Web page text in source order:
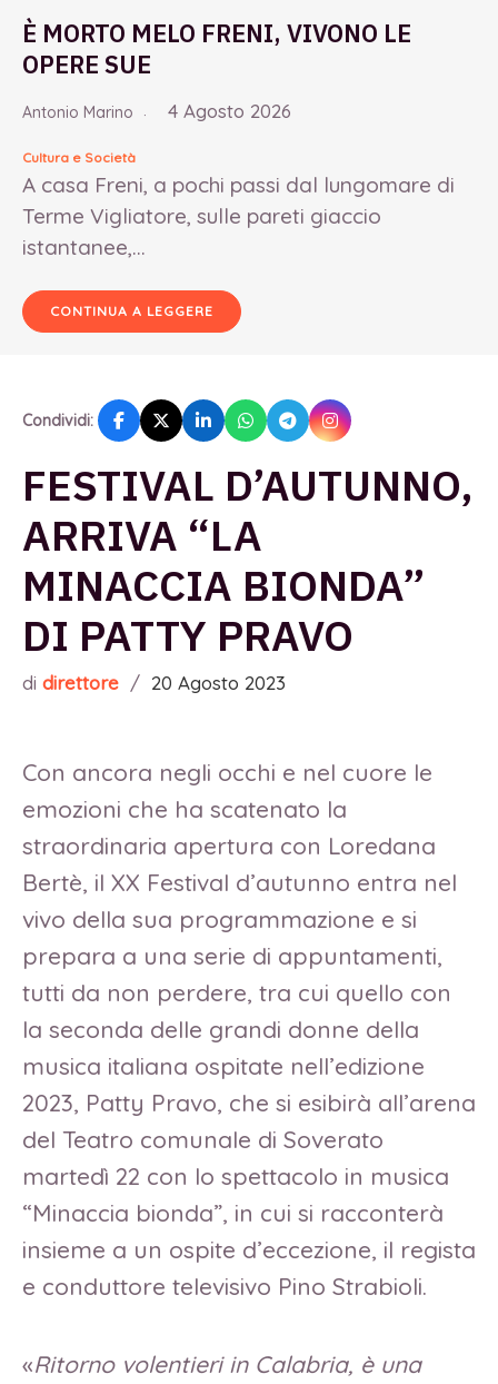
È MORTO MELO FRENI, VIVONO LE
OPERE SUE
Antonio Marino 4 Agosto 2026
Cultura e Società
A casa Freni, a pochi passi dal lungomare di
Terme Vigliatore, sulle pareti giaccio
istantanee,...
CONTINUA A LEGGERE
Condividi:
FESTIVAL D’AUTUNNO,
ARRIVA “LA
MINACCIA BIONDA”
DI PATTY PRAVO
di direttore / 20 Agosto 2023
Con ancora negli occhi e nel cuore le
emozioni che ha scatenato la
straordinaria apertura con Loredana
Bertè, il XX Festival d’autunno entra nel
vivo della sua programmazione e si
prepara a una serie di appuntamenti,
tutti da non perdere, tra cui quello con
la seconda delle grandi donne della
musica italiana ospitate nell’edizione
2023, Patty Pravo, che si esibirà all’arena
del Teatro comunale di Soverato
martedì 22 con lo spettacolo in musica
“Minaccia bionda”, in cui si racconterà
insieme a un ospite d’eccezione, il regista
e conduttore televisivo Pino Strabioli.
«Ritorno volentieri in Calabria, è una